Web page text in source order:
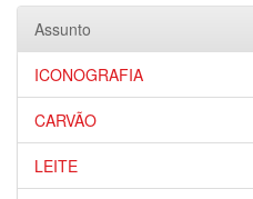
Assunto
ICONOGRAFIA
CARVÃO
LEITE